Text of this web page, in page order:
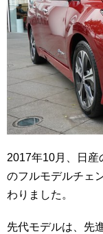
2017年10月、日産
のフルモデルチェ
わりました。
先代モデルは、先